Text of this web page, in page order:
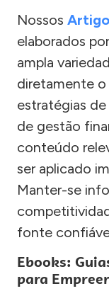
Nossos
elaborados
ampla
diretamente o
estratégias
de gestão
conteúdo
ser aplicado
Manter-se
fonte
Ebooks:
para